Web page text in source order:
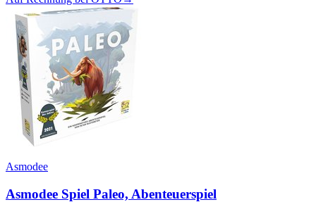
Asmodee
Asmodee Spiel Paleo, Abenteuerspiel